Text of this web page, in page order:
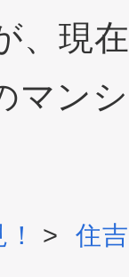
、現
マン
>
住